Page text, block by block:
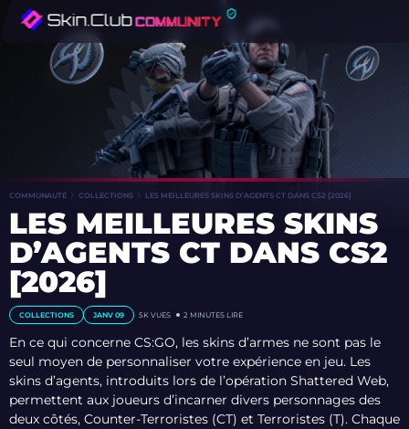
COMMUNAUTÉ COLLECTIONS LES MEILLEURES SKINS D’AGENTS CT DANS CS2 [2026]
LES MEILLEURES SKINS
D’AGENTS CT DANS CS2
[2026]
COLLECTIONS JANV 09 5K VUES 2 MINUTES LIRE
En ce qui concerne CS:GO, les skins d’armes ne sont pas le
seul moyen de personnaliser votre expérience en jeu. Les
skins d’agents, introduits lors de l’opération Shattered Web,
permettent aux joueurs d’incarner divers personnages des
deux côtés, Counter-Terroristes (CT) et Terroristes (T). Chaque